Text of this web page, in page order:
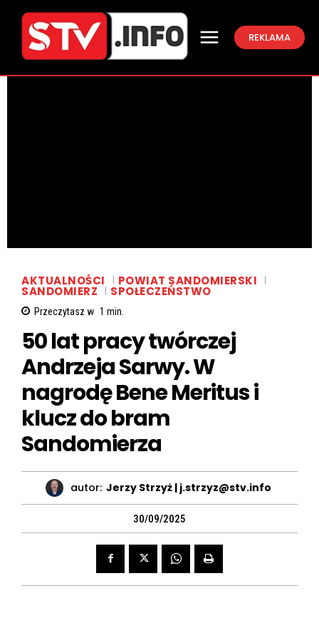
REKLAMA
AKTUALNOŚCI POWIAT SANDOMIERSKI
SANDOMIERZ SPOŁECZEŃSTWO
Przeczytasz w 1 min.
50 lat pracy twórczej
Andrzeja Sarwy. W
nagrodę Bene Meritus i
klucz do bram
Sandomierza
autor: Jerzy Strzyż | j.strzyz@stv.info
30/09/2025